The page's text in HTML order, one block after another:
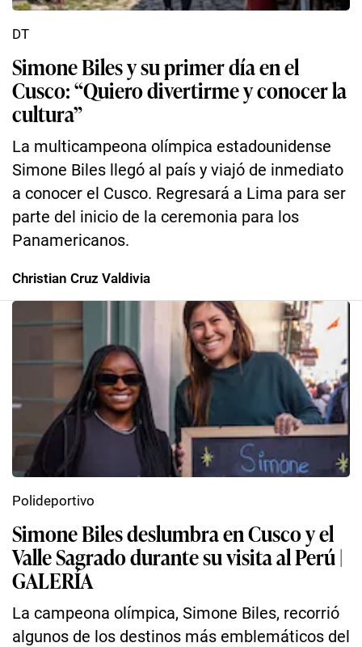
Simone Biles y su primer día en el
Cusco: “Quiero divertirme y conocer la
cultura”
La multicampeona olímpica estadounidense
Simone Biles llegó al país y viajó de inmediato
a conocer el Cusco. Regresará a Lima para ser
parte del inicio de la ceremonia para los
Panamericanos.
DT
Christian Cruz Valdivia
Simone Biles deslumbra en Cusco y el
Valle Sagrado durante su visita al Perú |
GALERÍA
La campeona olímpica, Simone Biles, recorrió
algunos de los destinos más emblemáticos del
Polideportivo